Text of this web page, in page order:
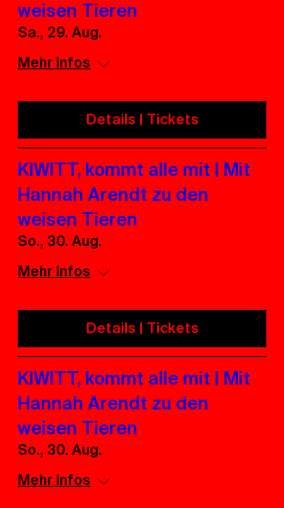
weisen Tieren
Sa., 29. Aug.
Mehr Infos
Details | Tickets
KIWITT, kommt alle mit | Mit
Hannah Arendt zu den
weisen Tieren
So., 30. Aug.
Mehr Infos
Details | Tickets
KIWITT, kommt alle mit | Mit
Hannah Arendt zu den
weisen Tieren
So., 30. Aug.
Mehr Infos